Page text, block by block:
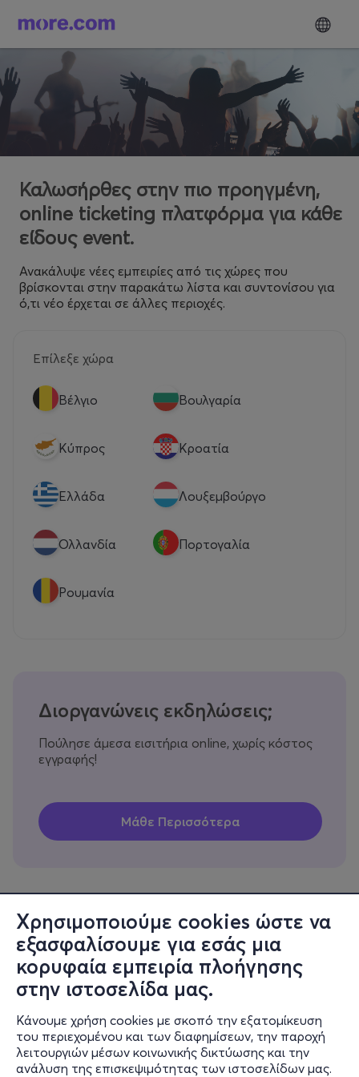
Χρησιμοποιούμε cookies ώστε να
εξασφαλίσουμε για εσάς μια
κορυφαία εμπειρία πλοήγησης
στην ιστοσελίδα μας.
Κάνουμε χρήση cookies με σκοπό την εξατομίκευση
του περιεχομένου και των διαφημίσεων, την παροχή
λειτουργιών μέσων κοινωνικής δικτύωσης και την
ανάλυση της επισκεψιμότητας των ιστοσελίδων μας.
Καλωσήρθες στην πιο προηγμένη,
online ticketing πλατφόρμα για κάθε
είδους event.
Ανακάλυψε νέες εμπειρίες από τις χώρες που
βρίσκονται στην παρακάτω λίστα και συντονίσου για
ό,τι νέο έρχεται σε άλλες περιοχές.
Επίλεξε χώρα
Βέλγιο Βουλγαρία
Κύπρος Κροατία
Eλλάδα Λουξεμβούργο
Ολλανδία Πορτογαλία
Ρουμανία
Διοργανώνεις εκδηλώσεις;
Πούλησε άμεσα εισιτήρια online, χωρίς κόστος
εγγραφής!
Πληροφορίες
Υποστήριξη
Stay Connected